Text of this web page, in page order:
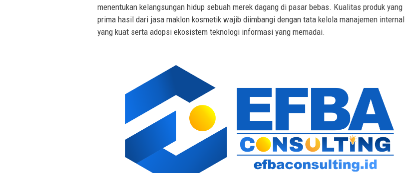
menentukan kelangsungan hidup sebuah merek dagang di pasar bebas. Kualitas produk yang
prima hasil dari jasa maklon kosmetik wajib diimbangi dengan tata kelola manajemen internal
yang kuat serta adopsi ekosistem teknologi informasi yang memadai.